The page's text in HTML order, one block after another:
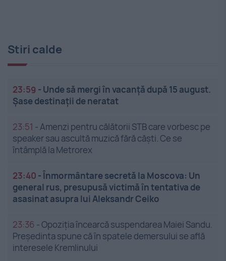
Stiri calde
23:59 - Unde să mergi în vacanță după 15 august.
Șase destinații de neratat
23:51 -Amenzi pentru călătorii STB care vorbesc pe
speaker sau ascultă muzică fără căști. Ce se
întâmplă la Metrorex
23:40 -Înmormântare secretă la Moscova: Un
general rus, presupusă victimă în tentativa de
asasinat asupra lui Aleksandr Ceiko
23:36 -Opoziția încearcă suspendarea Maiei Sandu.
Președinta spune că în spatele demersului se află
interesele Kremlinului